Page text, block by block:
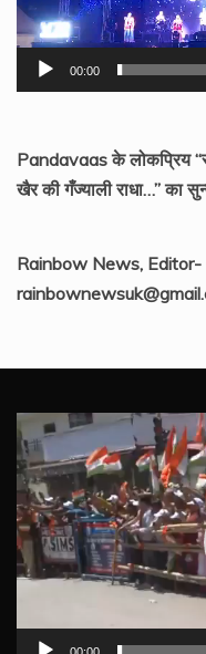
00:00
Pandavaas के लोकप्रिय
खैर की गँज्याली राधा…” का
Rainbow News,
Video
Player